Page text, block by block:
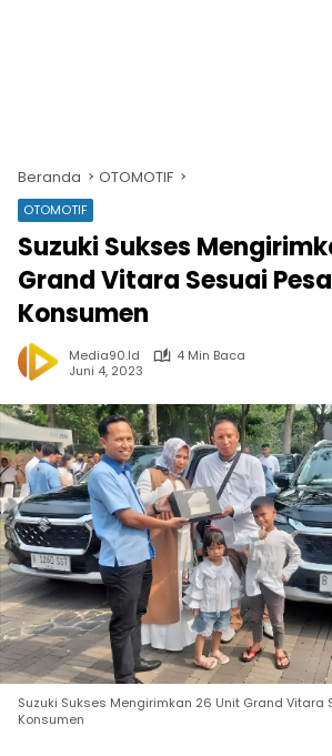
Beranda OTOMOTIF
OTOMOTIF
Suzuki Sukses
Grand Vitara Sesuai
Konsumen
Media90.id
4 Min Baca
Juni 4, 2023
Suzuki Sukses Mengirimkan 26 Unit Grand Vitara
Konsumen